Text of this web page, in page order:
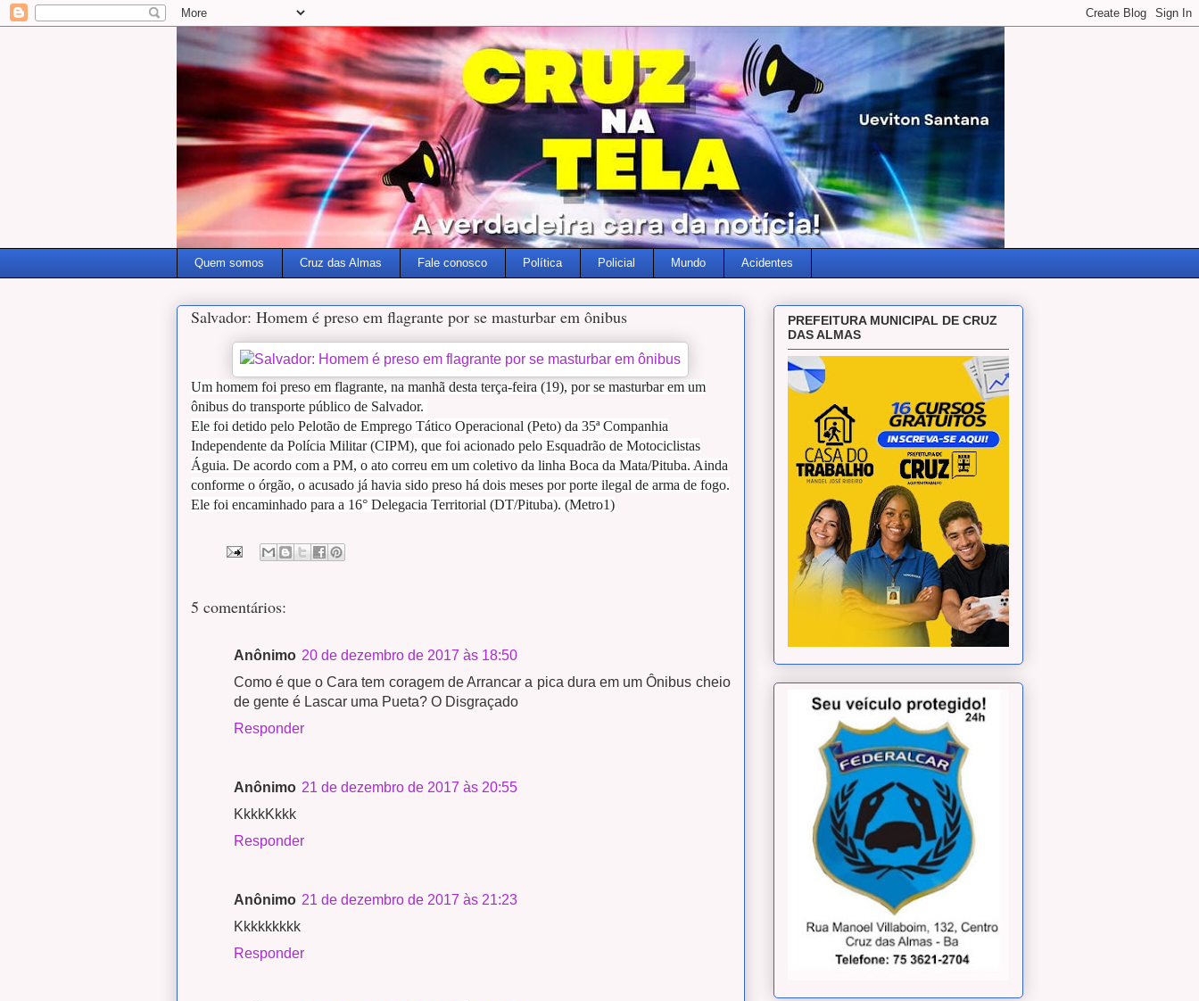
Quem somos Cruz das Almas Fale conosco Política Policial Mundo Acidentes
Salvador: Homem é preso em flagrante por se masturbar em ônibus
Um homem foi preso em flagrante, na manhã desta terça-feira (19), por se masturbar em um
ônibus do transporte público de Salvador.
Ele foi detido pelo Pelotão de Emprego Tático Operacional (Peto) da 35ª Companhia
Independente da Polícia Militar (CIPM), que foi acionado pelo Esquadrão de Motociclistas
Águia. De acordo com a PM, o ato correu em um coletivo da linha Boca da Mata/Pituba. Ainda
conforme o órgão, o acusado já havia sido preso há dois meses por porte ilegal de arma de fogo.
Ele foi encaminhado para a 16° Delegacia Territorial (DT/Pituba). (Metro1)
5 comentários:
Anônimo 20 de dezembro de 2017 às 18:50
Como é que o Cara tem coragem de Arrancar a pica dura em um Ônibus cheio
de gente é Lascar uma Pueta? O Disgraçado
Responder
Anônimo 21 de dezembro de 2017 às 20:55
KkkkKkkk
Responder
Anônimo 21 de dezembro de 2017 às 21:23
Kkkkkkkkk
Responder
PREFEITURA MUNICIPAL DE CRUZ
DAS ALMAS